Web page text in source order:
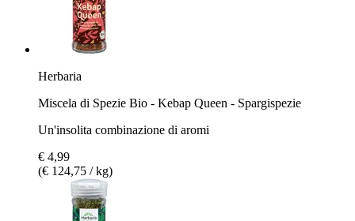
Herbaria
Miscela di Spezie Bio - Kebap Queen - Spargispezie
Un'insolita combinazione di aromi
€ 4,99
(€ 124,75 / kg)